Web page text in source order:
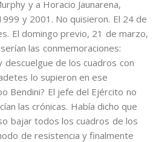
y a Horacio Jaunarena,
y 2001. No quisieron. El 24 de
El domingo previo, 21 de marzo,
las conmemoraciones:
descuelgue de los cuadros con
lo supieron en ese
Bendini? El jefe del Ejército no
las crónicas. Había dicho que
bajar todos los cuadros de los
de resistencia y finalmente